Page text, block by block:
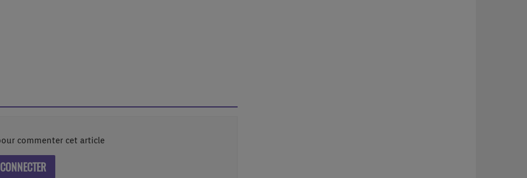
commenter cet article